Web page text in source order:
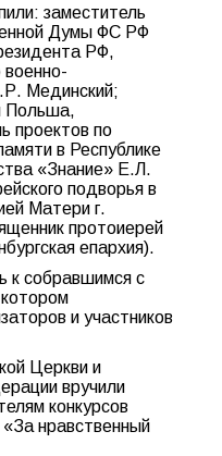
заместитель
Думы ФС РФ
РФ,
военно-
Мединский;
Польша,
проектов по
в Республике
«Знание» Е.Л.
подворья в
Матери г.
протоиерей
епархия).
к собравшимся с
и участников
Церкви и
вручили
конкурсов
нравственный